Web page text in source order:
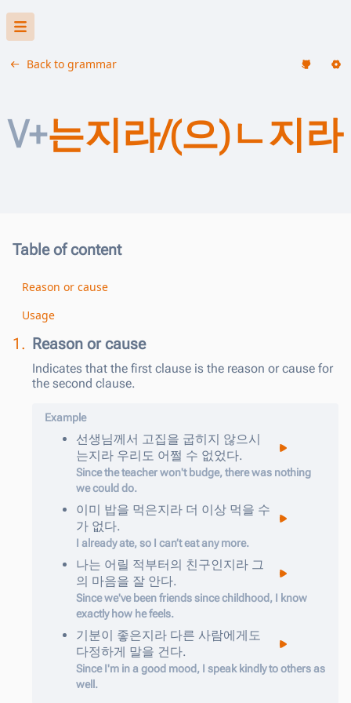
Back to grammar
V+는지라/(으)ㄴ지라
Table of content
Reason or cause
Usage
1. Reason or cause
Indicates that the first clause is the reason or cause for
the second clause.
Example
선생님께서 고집을 굽히지 않으시
는지라 우리도 어쩔 수 없었다.
Since the teacher won't budge, there was nothing
we could do.
이미 밥을 먹은지라 더 이상 먹을 수
가 없다.
I already ate, so I can’t eat any more.
나는 어릴 적부터의 친구인지라 그
의 마음을 잘 안다.
Since we've been friends since childhood, I know
exactly how he feels.
기분이 좋은지라 다른 사람에게도
다정하게 말을 건다.
Since I'm in a good mood, I speak kindly to others as
well.